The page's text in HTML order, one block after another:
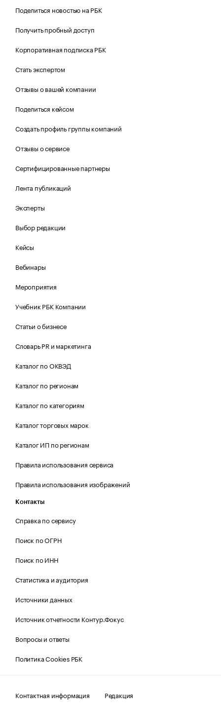
Поделиться новостью на РБК
Получить пробный доступ
Корпоративная подписка РБК
Стать экспертом
Отзывы о вашей компании
Поделиться кейсом
Создать профиль группы компаний
Отзывы о сервисе
Сертифицированные партнеры
Лента публикаций
Эксперты
Выбор редакции
Кейсы
Вебинары
Мероприятия
Учебник РБК Компании
Статьи о бизнесе
Словарь PR и маркетинга
Каталог по ОКВЭД
Каталог по регионам
Каталог по категориям
Каталог торговых марок
Каталог ИП по регионам
Правила использования сервиса
Правила использования изображений
Контакты
Справка по сервису
Поиск по ОГРН
Поиск по ИНН
Статистика и аудитория
Источники данных
Источник отчетности Контур.Фокус
Вопросы и ответы
Политика Cookies РБК
Контактная информация
Редакция